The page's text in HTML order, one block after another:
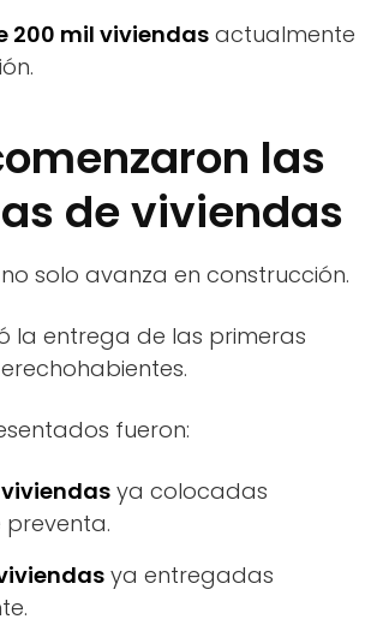
200 mil viviendas actualmente
las
de viviendas
solo avanza en construcción.
la entrega de las primeras
fueron:
ya colocadas
ya entregadas